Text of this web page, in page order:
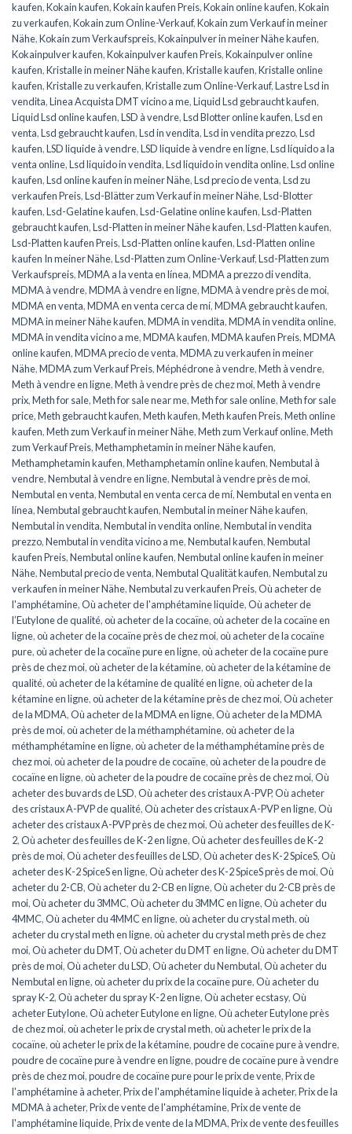
kaufen,Kokain kaufen,Kokain kaufen Preis,Kokain online kaufen,Kokain
zu verkaufen,Kokain zum Online-Verkauf,Kokain zum Verkauf in meiner
Nähe,Kokain zum Verkaufspreis,Kokainpulver in meiner Nähe kaufen,
Kokainpulver kaufen,Kokainpulver kaufen Preis,Kokainpulver online
kaufen,Kristalle in meiner Nähe kaufen,Kristalle kaufen,Kristalle online
kaufen,Kristalle zu verkaufen,Kristalle zum Online-Verkauf,Lastre Lsd in
vendita,Linea Acquista DMT vicino a me,Liquid Lsd gebraucht kaufen,
Liquid Lsd online kaufen,LSD à vendre,Lsd Blotter online kaufen,Lsd en
venta,Lsd gebraucht kaufen,Lsd in vendita,Lsd in vendita prezzo,Lsd
kaufen,LSD liquide à vendre,LSD liquide à vendre en ligne,Lsd líquido a la
venta online,Lsd liquido in vendita,Lsd liquido in vendita online,Lsd online
kaufen,Lsd online kaufen in meiner Nähe,Lsd precio de venta,Lsd zu
verkaufen Preis,Lsd-Blätter zum Verkauf in meiner Nähe,Lsd-Blotter
kaufen,Lsd-Gelatine kaufen,Lsd-Gelatine online kaufen,Lsd-Platten
gebraucht kaufen,Lsd-Platten in meiner Nähe kaufen,Lsd-Platten kaufen,
Lsd-Platten kaufen Preis,Lsd-Platten online kaufen,Lsd-Platten online
kaufen In meiner Nähe,Lsd-Platten zum Online-Verkauf,Lsd-Platten zum
Verkaufspreis,MDMA a la venta en línea,MDMA a prezzo di vendita,
MDMA à vendre,MDMA à vendre en ligne,MDMA à vendre près de moi,
MDMA en venta,MDMA en venta cerca de mí,MDMA gebraucht kaufen,
MDMA in meiner Nähe kaufen,MDMA in vendita,MDMA in vendita online,
MDMA in vendita vicino a me,MDMA kaufen,MDMA kaufen Preis,MDMA
online kaufen,MDMA precio de venta,MDMA zu verkaufen in meiner
Nähe,MDMA zum Verkauf Preis,Méphédrone à vendre,Meth à vendre,
Meth à vendre en ligne,Meth à vendre près de chez moi,Meth à vendre
prix,Meth for sale,Meth for sale near me,Meth for sale online,Meth for sale
price,Meth gebraucht kaufen,Meth kaufen,Meth kaufen Preis,Meth online
kaufen,Meth zum Verkauf in meiner Nähe,Meth zum Verkauf online,Meth
zum Verkauf Preis,Methamphetamin in meiner Nähe kaufen,
Methamphetamin kaufen,Methamphetamin online kaufen,Nembutal à
vendre,Nembutal à vendre en ligne,Nembutal à vendre près de moi,
Nembutal en venta,Nembutal en venta cerca de mí,Nembutal en venta en
línea,Nembutal gebraucht kaufen,Nembutal in meiner Nähe kaufen,
Nembutal in vendita,Nembutal in vendita online,Nembutal in vendita
prezzo,Nembutal in vendita vicino a me,Nembutal kaufen,Nembutal
kaufen Preis,Nembutal online kaufen,Nembutal online kaufen in meiner
Nähe,Nembutal precio de venta,Nembutal Qualität kaufen,Nembutal zu
verkaufen in meiner Nähe,Nembutal zu verkaufen Preis,Où acheter de
l'amphétamine,Où acheter de l'amphétamine liquide,Où acheter de
l’Eutylone de qualité,où acheter de la cocaïne,où acheter de la cocaïne en
ligne,où acheter de la cocaïne près de chez moi,où acheter de la cocaïne
pure,où acheter de la cocaïne pure en ligne,où acheter de la cocaïne pure
près de chez moi,où acheter de la kétamine,où acheter de la kétamine de
qualité,où acheter de la kétamine de qualité en ligne,où acheter de la
kétamine en ligne,où acheter de la kétamine près de chez moi,Où acheter
de la MDMA,Où acheter de la MDMA en ligne,Où acheter de la MDMA
près de moi,où acheter de la méthamphétamine,où acheter de la
méthamphétamine en ligne,où acheter de la méthamphétamine près de
chez moi,où acheter de la poudre de cocaïne,où acheter de la poudre de
cocaïne en ligne,où acheter de la poudre de cocaïne près de chez moi,Où
acheter des buvards de LSD,Où acheter des cristaux A-PVP,Où acheter
des cristaux A-PVP de qualité,Où acheter des cristaux A-PVP en ligne,Où
acheter des cristaux A-PVP près de chez moi,Où acheter des feuilles de K-
2,Où acheter des feuilles de K-2 en ligne,Où acheter des feuilles de K-2
près de moi,Où acheter des feuilles de LSD,Où acheter des K-2 SpiceS,Où
acheter des K-2 SpiceS en ligne,Où acheter des K-2 SpiceS près de moi,Où
acheter du 2-CB,Où acheter du 2-CB en ligne,Où acheter du 2-CB près de
moi,Où acheter du 3MMC,Où acheter du 3MMC en ligne,Où acheter du
4MMC,Où acheter du 4MMC en ligne,où acheter du crystal meth,où
acheter du crystal meth en ligne,où acheter du crystal meth près de chez
moi,Où acheter du DMT,Où acheter du DMT en ligne,Où acheter du DMT
près de moi,Où acheter du LSD,Où acheter du Nembutal,Où acheter du
Nembutal en ligne,où acheter du prix de la cocaïne pure,Où acheter du
spray K-2,Où acheter du spray K-2 en ligne,Où acheter ecstasy,Où
acheter Eutylone,Où acheter Eutylone en ligne,Où acheter Eutylone près
de chez moi,où acheter le prix de crystal meth,où acheter le prix de la
cocaïne,où acheter le prix de la kétamine,poudre de cocaïne pure à vendre,
poudre de cocaïne pure à vendre en ligne,poudre de cocaïne pure à vendre
près de chez moi,poudre de cocaïne pure pour le prix de vente,Prix de
l'amphétamine à acheter,Prix de l'amphétamine liquide à acheter,Prix de la
MDMA à acheter,Prix de vente de l'amphétamine,Prix de vente de
l'amphétamine liquide,Prix de vente de la MDMA,Prix de vente des feuilles